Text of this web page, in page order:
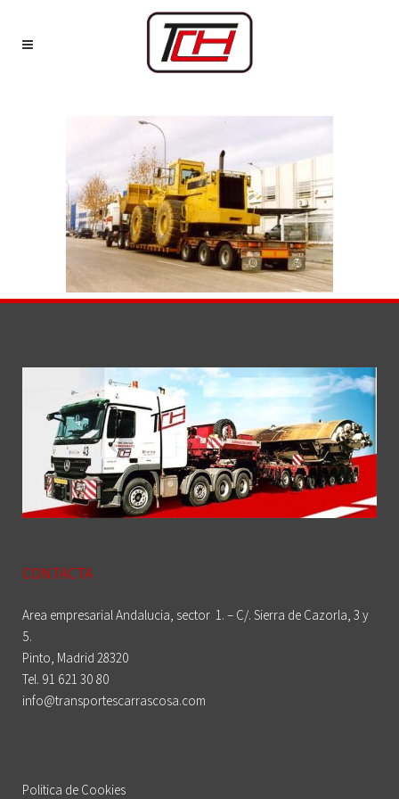
CONTACTA
Area empresarial Andalucia, sector 1. – C/. Sierra de Cazorla, 3 y
5.
Pinto, Madrid 28320
Tel. 91 621 30 80
info@transportescarrascosa.com
Politica de Cookies